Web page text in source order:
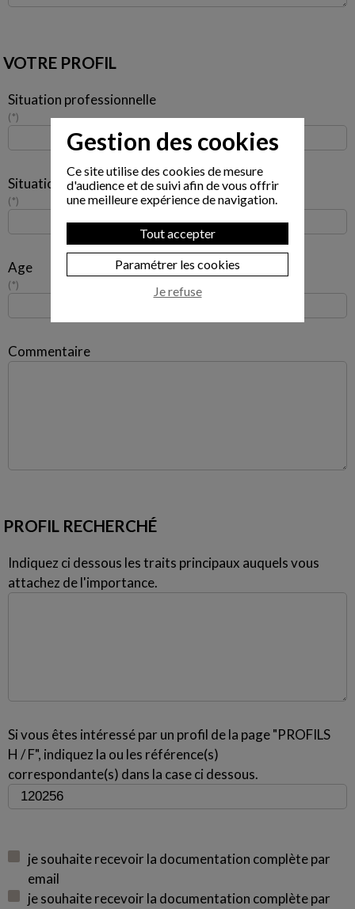
VOTRE PROFIL
Situation professionnelle
*
Situation familiale
*
Age
*
Commentaire
PROFIL RECHERCHÉ
Indiquez ci dessous les traits principaux auquels vous
attachez de l'importance.
Si vous êtes intéressé par un profil de la page "PROFILS
H / F", indiquez la ou les référence(s)
correspondante(s) dans la case ci dessous.
je souhaite recevoir la documentation complète par
email
je souhaite recevoir la documentation complète par
Gestion des cookies
Ce site utilise des cookies de mesure
d'audience et de suivi afin de vous offrir
une meilleure expérience de navigation.
Tout accepter
Paramétrer les cookies
Je refuse